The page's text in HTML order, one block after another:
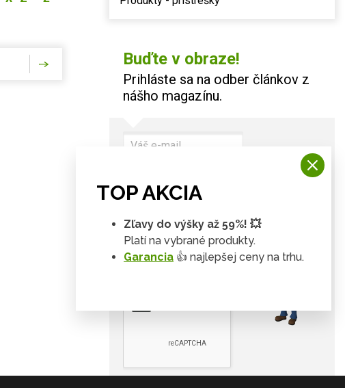
Buďte v obraze!
Prihláste sa na odber článkov z
nášho magazínu.
Odoberať
zasielali informácie o pridaní
nového článku a zároveň aj
marketingové ponuky a súhlasíte
TOP AKCIA
Zľavy do výšky až 59%! 💥
Platí na vybrané produkty.
Garancia 👍 najlepšej ceny na trhu.